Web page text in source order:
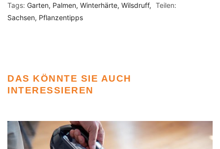
Tags: Garten Palmen Winterhärte Wilsdruff
Sachsen Pflanzentipps
Teilen:
DAS KÖNNTE SIE AUCH
INTERESSIEREN